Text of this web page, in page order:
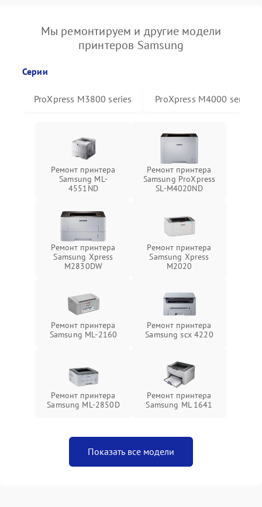
Мы ремонтируем и другие модели
принтеров Samsung
Серии
ProXpress M3800 series ProXpress M4000 series
Ремонт принтера
Samsung ML-
4551ND
Ремонт принтера
Samsung ProXpress
SL-M4020ND
Ремонт принтера
Samsung Xpress
M2830DW
Ремонт принтера
Samsung Xpress
M2020
Ремонт принтера
Samsung ML-2160
Ремонт принтера
Samsung scx 4220
Ремонт принтера
Samsung ML-2850D
Ремонт принтера
Samsung ML 1641
Показать все модели